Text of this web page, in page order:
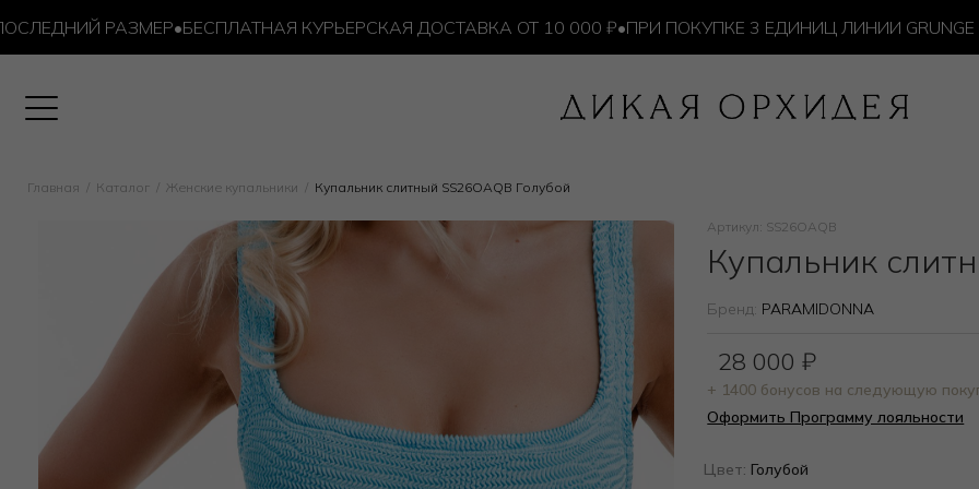
РАЗМЕР•БЕСПЛАТНАЯ КУРЬЕРСКАЯ ДОСТАВКА ОТ 10 000 ₽•ПРИ ПОКУПКЕ 3 ЕДИНИЦ ЛИНИИ GRUNGE —
Главная Каталог Женские купальники Купальник слитный SS26OAQB Голубой
Артикул: SS26OAQB
Купальник
Бренд: PARAMIDONNA
28 000₽
+ 1400 бонусов на следующую
Оформить Программу лояльности
Цвет: Голубой